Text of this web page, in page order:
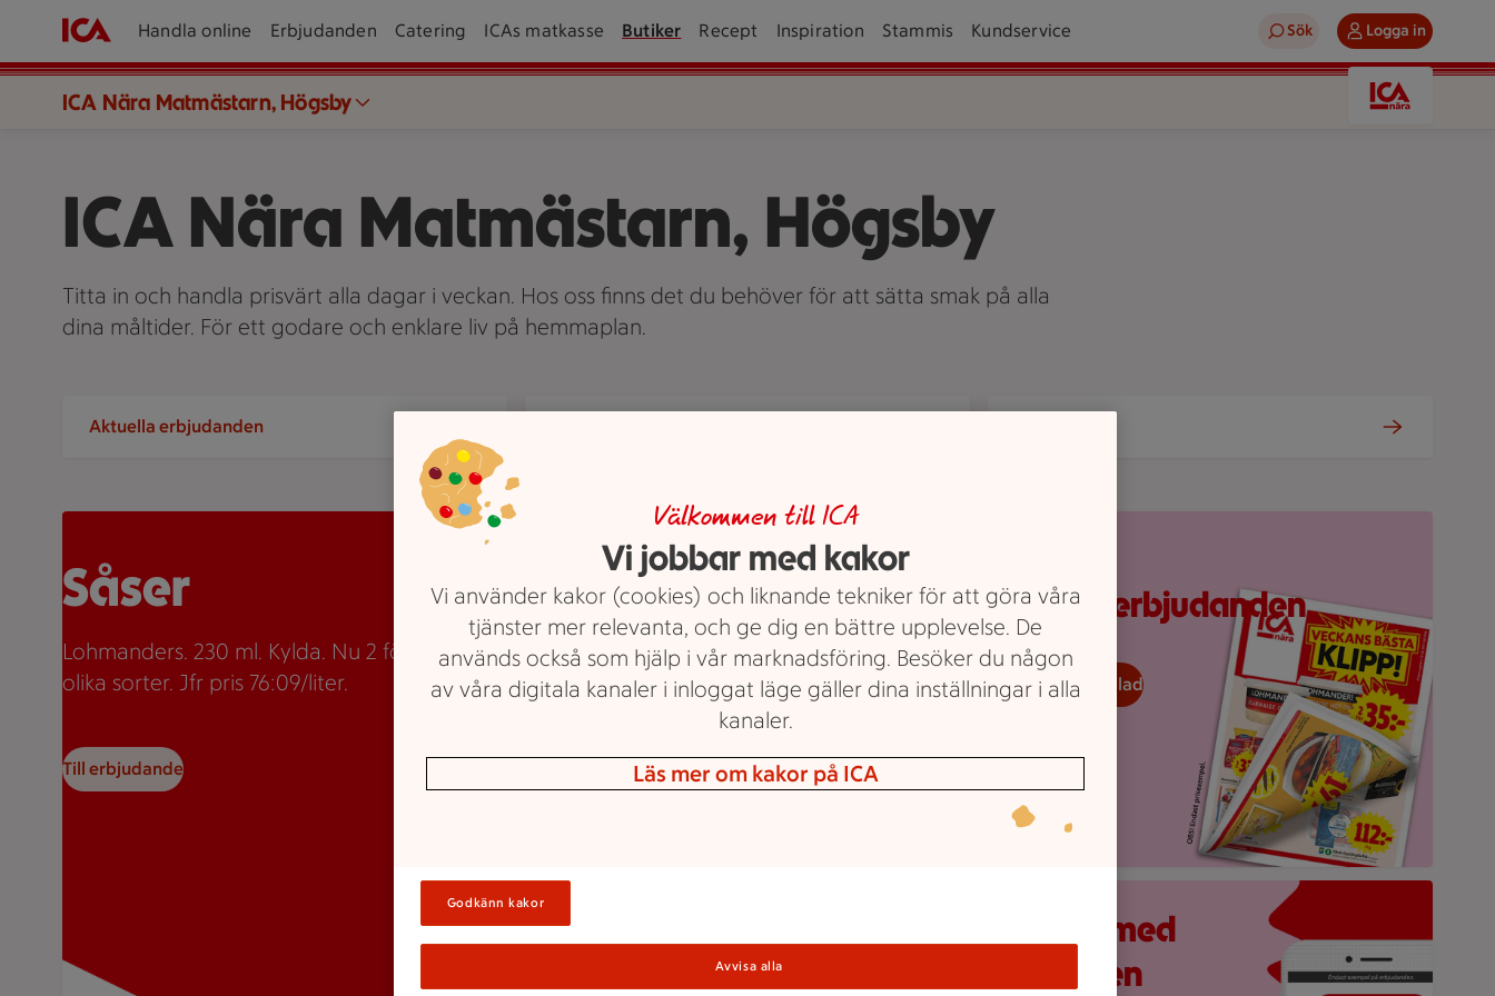
Handla online Erbjudanden Catering ICAs matkasse Butiker Recept Inspiration Stammis Kundservice Sök Logga in
ICA Nära Matmästarn, Högsby
ICA Nära Matmästarn, Högsby
Titta in och handla prisvärt alla dagar i veckan. Hos oss finns det du behöver för att sätta smak på alla
dina måltider. För ett godare och enklare liv på hemmaplan.
Två burkar Lohmanders sås med texten "2 för 35:-" som erbjudande.
Såser
Lohmanders. 230 ml. Kylda. Nu 2 för 35kr. Flera
olika sorter. Jfr pris 76:09/liter.
Till erbjudande
Aktuella erbjudanden
veckans erbjudanden
Veckans reklamblad
Mobilskärm visar appen Stam­mis med en lista över
Håll koll med
ICA-appen
Välkommen till ICA
Vi jobbar med kakor
Vi använder kakor (cookies) och liknande tekniker för att göra våra
tjänster mer relevanta, och ge dig en bättre upplevelse. De
används också som hjälp i vår marknadsföring. Besöker du någon
av våra digitala kanaler i inloggat läge gäller dina inställningar i alla
kanaler.
Läs mer om kakor på ICA
Godkänn kakor
Avvisa alla